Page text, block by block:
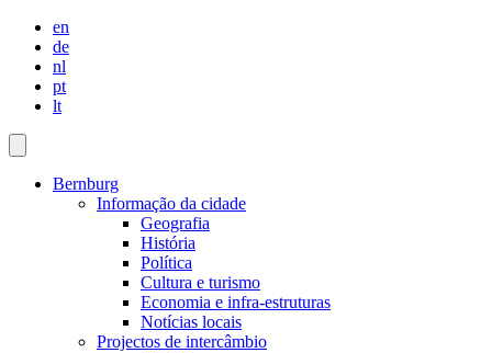
en
de
nl
pt
lt
Bernburg
Informação da cidade
Geografia
História
Política
Cultura e turismo
Economia e infra-estruturas
Notícias locais
Projectos de intercâmbio